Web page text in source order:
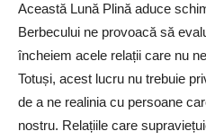
Această Lună Plină aduce
Berbecului ne provoacă să
încheiem acele relații care nu
Totuși, acest lucru nu trebuie
de a ne realinia cu persoane
nostru. Relațiile care